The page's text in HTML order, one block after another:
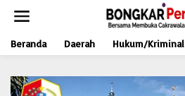
t
Beranda Daerah Hukum/Kriminal